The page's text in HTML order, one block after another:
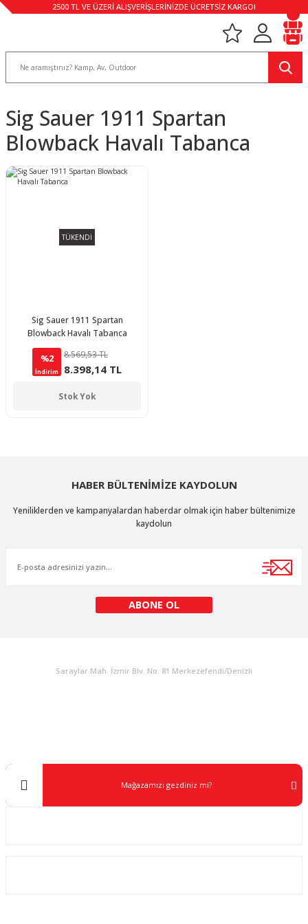
2500 TL VE ÜZERİ ALIŞVERİŞLERİNİZDE ÜCRETSİZ KARGO!
Sig Sauer 1911 Spartan
Blowback Havalı Tabanca
TÜKENDİ
Sig Sauer 1911 Spartan
Blowback Havalı Tabanca
%2
İndirim
8.569,53 TL
8.398,14 TL
Stok Yok
HABER BÜLTENİMİZE KAYDOLUN
Yeniliklerden ve kampanyalardan haberdar olmak için haber bültenimize
kaydolun
ABONE OL
Saraylar Mah. İzmir Blv. No: 81 Merkezefendi/Denizli
Mağazamızı gezdiniz mi?